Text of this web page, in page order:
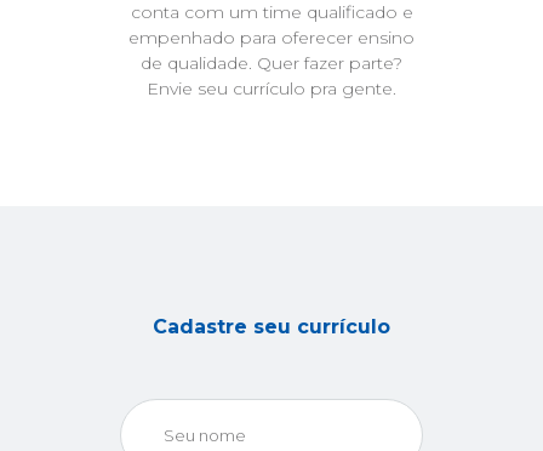
conta com um time qualificado e
empenhado para oferecer ensino
de qualidade. Quer fazer parte?
Envie seu currículo pra gente.
Cadastre seu currículo
Seu nome